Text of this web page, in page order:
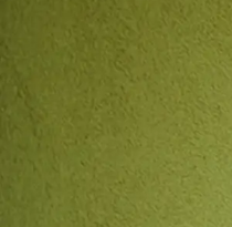
“滞在するレストラ
のひと時
お食事
英虞湾の絶景を望
の滞在を
豊かな自然と歴史を
過ごし方
お問い合わせ先
お子様